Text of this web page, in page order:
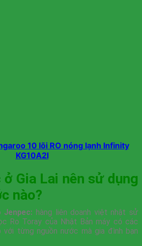
10 lõi RO nóng lạnh Infinity
KG10A2I
Gia Lai nên sử dụng
nào?
Jenpec: hàng liên doanh việt nhật sử
Ro Toray của Nhật Bản máy có các
với từng nguồn nước mà gia đình bạn